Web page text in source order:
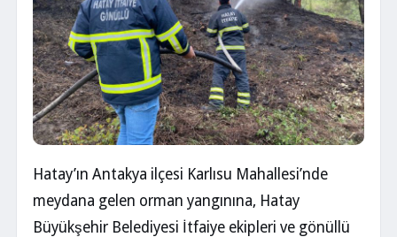
Hatay’ın Antakya ilçesi Karlısu Mahallesi’nde
meydana gelen orman yangınına, Hatay
Büyükşehir Belediyesi İtfaiye ekipleri ve gönüllü